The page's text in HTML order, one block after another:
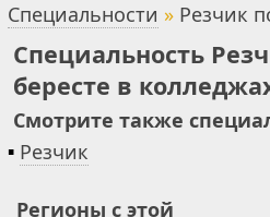
Специальности » Резчик
Специальность
бересте в
Смотрите также
▪ Резчик
Регионы с этой